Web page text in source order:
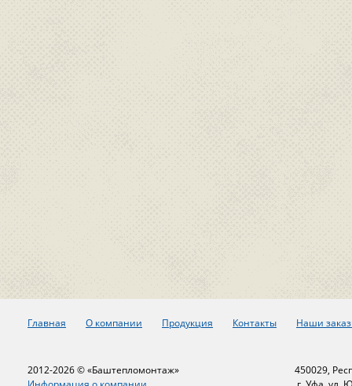
Главная О компании Продукция Контакты Наши
2012-2026 © «Баштепломонтаж»
450029,